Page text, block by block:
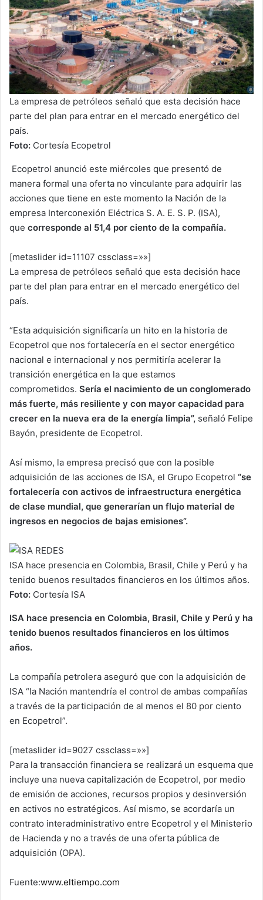
La empresa de petróleos señaló que esta decisión hace
parte del plan para entrar en el mercado energético del
país.
Foto: Cortesía Ecopetrol
Ecopetrol anunció este miércoles que presentó de
manera formal una oferta no vinculante para adquirir las
acciones que tiene en este momento la Nación de la
empresa Interconexión Eléctrica S. A. E. S. P. (ISA),
que corresponde al 51,4 por ciento de la compañía.
[metaslider id=11107 cssclass=»»]
La empresa de petróleos señaló que esta decisión hace
parte del plan para entrar en el mercado energético del
país.
“Esta adquisición significaría un hito en la historia de
Ecopetrol que nos fortalecería en el sector energético
nacional e internacional y nos permitiría acelerar la
transición energética en la que estamos
comprometidos. Sería el nacimiento de un conglomerado
más fuerte, más resiliente y con mayor capacidad para
crecer en la nueva era de la energía limpia”, señaló Felipe
Bayón, presidente de Ecopetrol.
Así mismo, la empresa precisó que con la posible
adquisición de las acciones de ISA, el Grupo Ecopetrol “se
fortalecería con activos de infraestructura energética
de clase mundial, que generarían un flujo material de
ingresos en negocios de bajas emisiones”.
ISA hace presencia en Colombia, Brasil, Chile y Perú y ha
tenido buenos resultados financieros en los últimos años.
Foto: Cortesía ISA
ISA hace presencia en Colombia, Brasil, Chile y Perú y ha
tenido buenos resultados financieros en los últimos
años.
La compañía petrolera aseguró que con la adquisición de
ISA “la Nación mantendría el control de ambas compañías
a través de la participación de al menos el 80 por ciento
en Ecopetrol”.
[metaslider id=9027 cssclass=»»]
Para la transacción financiera se realizará un esquema que
incluye una nueva capitalización de Ecopetrol, por medio
de emisión de acciones, recursos propios y desinversión
en activos no estratégicos. Así mismo, se acordaría un
contrato interadministrativo entre Ecopetrol y el Ministerio
de Hacienda y no a través de una oferta pública de
adquisición (OPA).
Fuente:www.eltiempo.com